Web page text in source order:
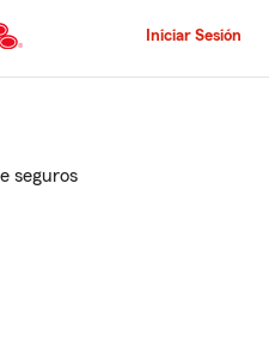
al
principal
Iniciar Sesión